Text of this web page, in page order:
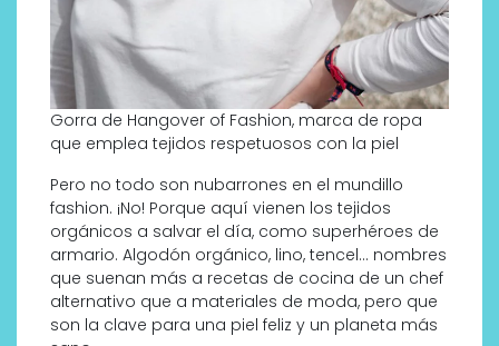
Gorra de Hangover of Fashion, marca de ropa
que emplea tejidos respetuosos con la piel
Pero no todo son nubarrones en el mundillo
fashion. ¡No! Porque aquí vienen los tejidos
orgánicos a salvar el día, como superhéroes de
armario. Algodón orgánico, lino, tencel… nombres
que suenan más a recetas de cocina de un chef
alternativo que a materiales de moda, pero que
son la clave para una piel feliz y un planeta más